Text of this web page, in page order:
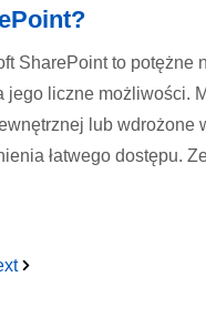
SharePoint to potężne
jego liczne możliwości.
lub wdrożone
łatwego dostępu.